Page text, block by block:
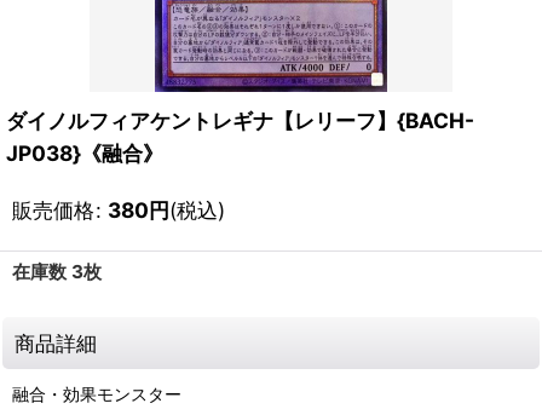
ダイノルフィアケントレギナ【レリーフ】{BACH-
JP038}《融合》
販売価格: 380円(税込)
在庫数 3枚
商品詳細
融合・効果モンスター